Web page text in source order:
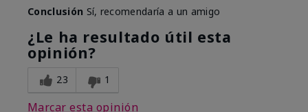
Conclusión Sí, recomendaría a un amigo
¿Le ha resultado útil esta
opinión?
23 1
Marcar esta opinión